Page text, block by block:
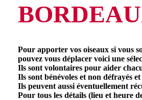
Pour apporter vos oiseaux si vous
pouvez vous déplacer voici une
Ils sont volontaires pour aider
Ils sont bénévoles et non défrayés
Ils peuvent aussi éventuellement
Pour tous les détails (lieu et heure